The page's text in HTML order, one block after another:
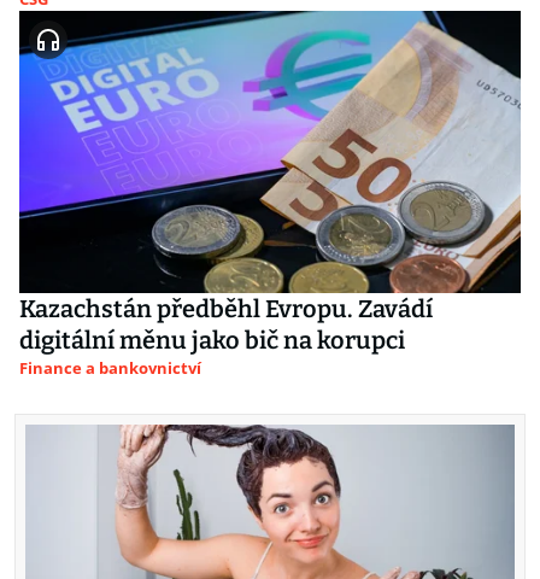
Kazachstán předběhl Evropu. Zavádí
digitální měnu jako bič na korupci
Finance a bankovnictví